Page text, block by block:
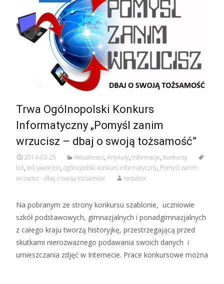
Trwa Ogólnopolski Konkurs
Informatyczny „Pomyśl zanim
wrzucisz – dbaj o swoją tożsamość”
2014-03-25 Aktualności, Artykuły, Informacje, Konkursy
lo3, lo3 jaworzno, ogólnopolski konkurs informatyczny, Pomyśl zanim
wrzucisz - dbaj o swoją tożsamość
redaktor
Na pobranym ze strony konkursu szablonie, uczniowie
szkół podstawowych, gimnazjalnych i ponadgimnazjalnych
z całego kraju tworzą historyjkę, przestrzegającą przed
skutkami nierozważnego podawania swoich danych i
umieszczania zdjęć w Internecie. Prace konkursowe można